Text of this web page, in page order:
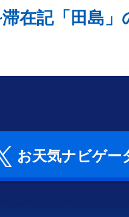
在記「田島
お天気ナビゲー